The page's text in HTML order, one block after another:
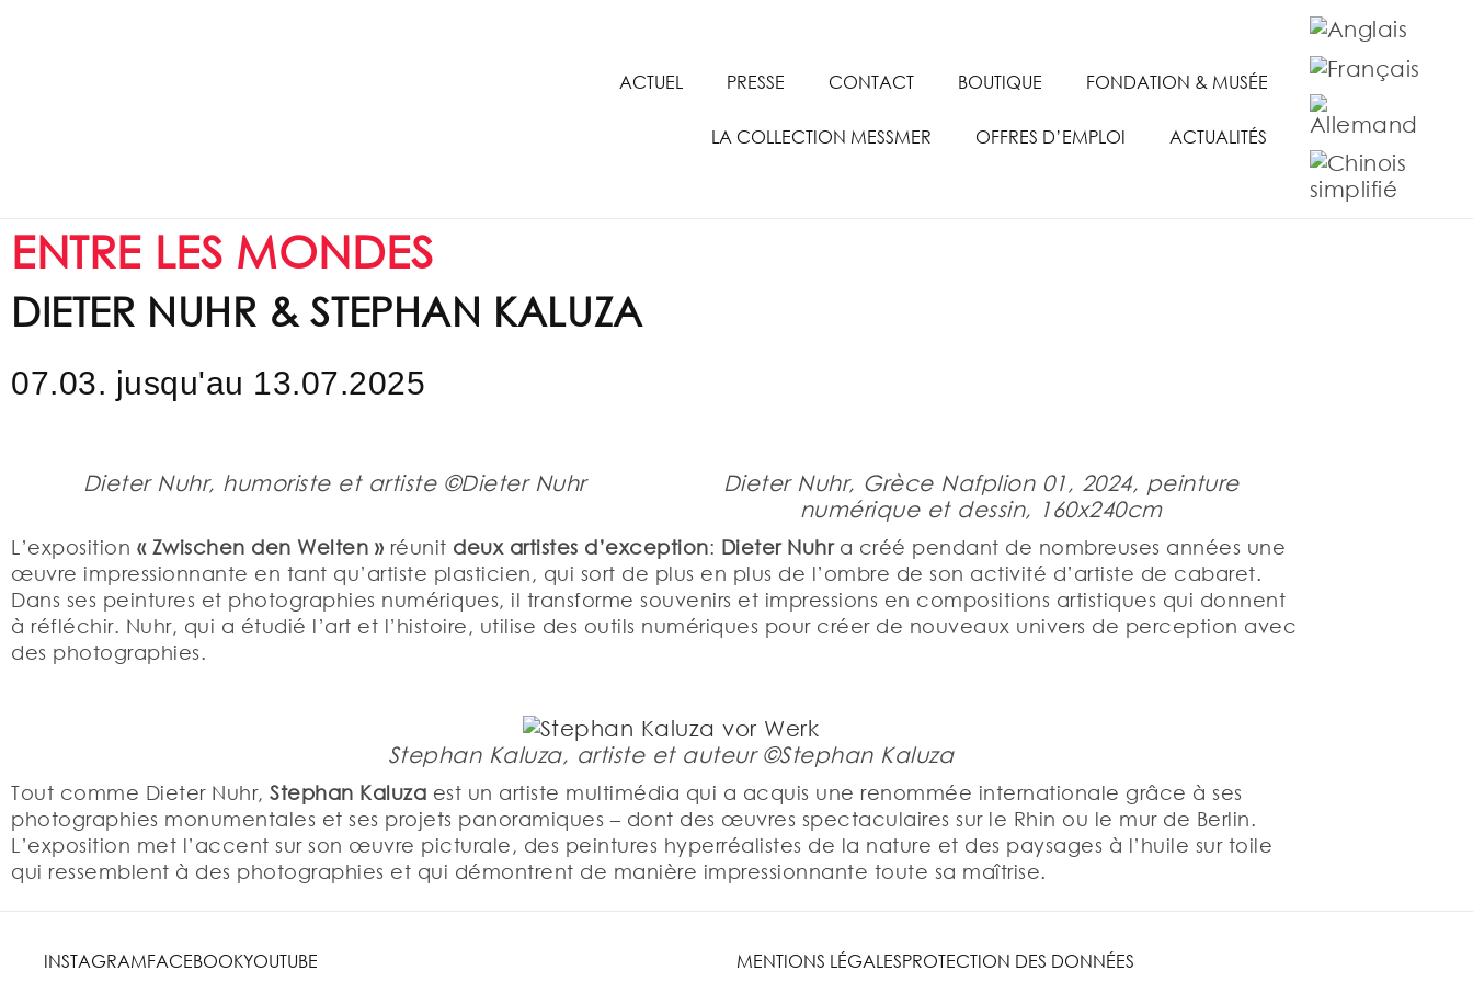
ACTUEL PRESSE CONTACT BOUTIQUE FONDATION & MUSÉE
LA COLLECTION MESSMER OFFRES D’EMPLOI ACTUALITÉS
ENTRE LES MONDES
DIETER NUHR & STEPHAN KALUZA
07.03. jusqu'au 13.07.2025
Dieter Nuhr, humoriste et artiste ©Dieter Nuhr
Dieter Nuhr, Grèce Nafplion 01, 2024, peinture
numérique et dessin, 160x240cm
L’exposition « Zwischen den Welten » réunit deux artistes d’exception: Dieter Nuhra créé pendant de nombreuses années une
œuvre impressionnante en tant qu’artiste plasticien, qui sort de plus en plus de l’ombre de son activité d’artiste de cabaret.
Dans ses peintures et photographies numériques, il transforme souvenirs et impressions en compositions artistiques qui donnent
à réfléchir. Nuhr, qui a étudié l’art et l’histoire, utilise des outils numériques pour créer de nouveaux univers de perception avec
des photographies.
Stephan Kaluza, artiste et auteur ©Stephan Kaluza
Tout comme Dieter Nuhr, Stephan Kaluza est un artiste multimédia qui a acquis une renommée internationale grâce à ses
photographies monumentales et ses projets panoramiques – dont des œuvres spectaculaires sur le Rhin ou le mur de Berlin.
L’exposition met l’accent sur son œuvre picturale, des peintures hyperréalistes de la nature et des paysages à l’huile sur toile
qui ressemblent à des photographies et qui démontrent de manière impressionnante toute sa maîtrise.
INSTAGRAMFACEBOOKYOUTUBE MENTIONS LÉGALESPROTECTION DES DONNÉES